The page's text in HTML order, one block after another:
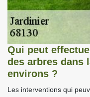
Qui peut
des arbres dans
environs ?
Les interventions qui